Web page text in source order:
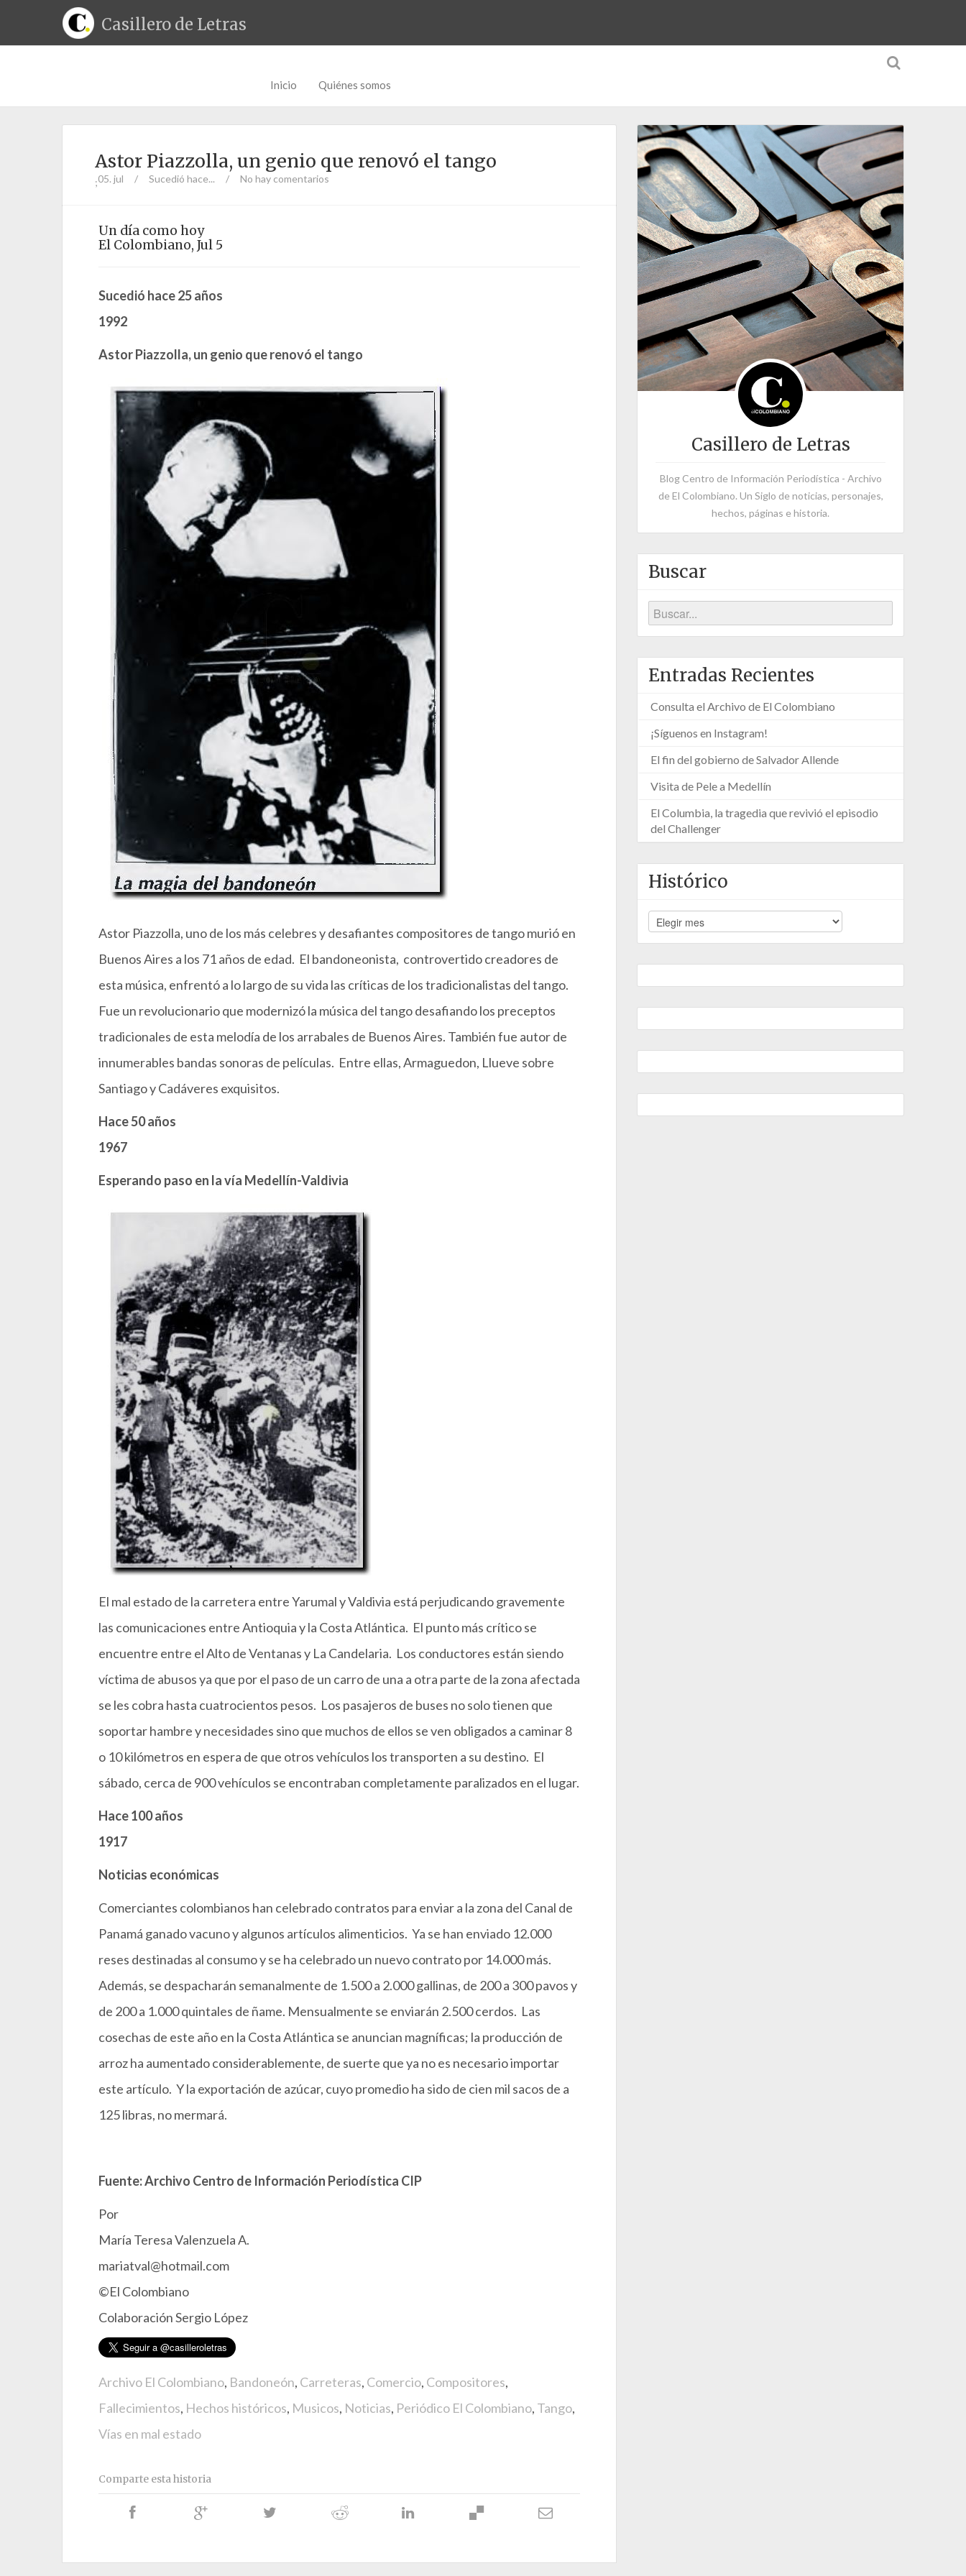
Casillero de Letras
Inicio Quiénes somos
Astor Piazzolla, un genio que renovó el tango
;05. jul / Sucedió hace... / No hay comentarios
Un día como hoy
El Colombiano, Jul 5
Sucedió hace 25 años
1992
Astor Piazzolla, un genio que renovó el tango
Astor Piazzolla, uno de los más celebres y desafiantes compositores de tango murió en
Buenos Aires a los 71 años de edad. El bandoneonista, controvertido creadores de
esta música, enfrentó a lo largo de su vida las críticas de los tradicionalistas del tango.
Fue un revolucionario que modernizó la música del tango desafiando los preceptos
tradicionales de esta melodía de los arrabales de Buenos Aires. También fue autor de
innumerables bandas sonoras de películas. Entre ellas, Armaguedon, Llueve sobre
Santiago y Cadáveres exquisitos.
Hace 50 años
1967
Esperando paso en la vía Medellín-Valdivia
El mal estado de la carretera entre Yarumal y Valdivia está perjudicando gravemente
las comunicaciones entre Antioquia y la Costa Atlántica. El punto más crítico se
encuentre entre el Alto de Ventanas y La Candelaria. Los conductores están siendo
víctima de abusos ya que por el paso de un carro de una a otra parte de la zona afectada
se les cobra hasta cuatrocientos pesos. Los pasajeros de buses no solo tienen que
soportar hambre y necesidades sino que muchos de ellos se ven obligados a caminar 8
o 10 kilómetros en espera de que otros vehículos los transporten a su destino. El
sábado, cerca de 900 vehículos se encontraban completamente paralizados en el lugar.
Hace 100 años
1917
Noticias económicas
Comerciantes colombianos han celebrado contratos para enviar a la zona del Canal de
Panamá ganado vacuno y algunos artículos alimenticios. Ya se han enviado 12.000
reses destinadas al consumo y se ha celebrado un nuevo contrato por 14.000 más.
Además, se despacharán semanalmente de 1.500 a 2.000 gallinas, de 200 a 300 pavos y
de 200 a 1.000 quintales de ñame. Mensualmente se enviarán 2.500 cerdos. Las
cosechas de este año en la Costa Atlántica se anuncian magníficas; la producción de
arroz ha aumentado considerablemente, de suerte que ya no es necesario importar
este artículo. Y la exportación de azúcar, cuyo promedio ha sido de cien mil sacos de a
125 libras, no mermará.
Fuente: Archivo Centro de Información Periodística CIP
Por
María Teresa Valenzuela A.
mariatval@hotmail.com
©El Colombiano
Colaboración Sergio López
Archivo El Colombiano, Bandoneón, Carreteras, Comercio, Compositores,
Fallecimientos, Hechos históricos, Musicos, Noticias, Periódico El Colombiano, Tango,
Vías en mal estado
Comparte esta historia
Casillero de Letras
Blog Centro de Información Periodística - Archivo
de El Colombiano. Un Siglo de noticias, personajes,
hechos, páginas e historia.
Buscar
Entradas Recientes
Consulta el Archivo de El Colombiano
¡Síguenos en Instagram!
El fin del gobierno de Salvador Allende
Visita de Pele a Medellín
El Columbia, la tragedia que revivió el episodio
del Challenger
Histórico